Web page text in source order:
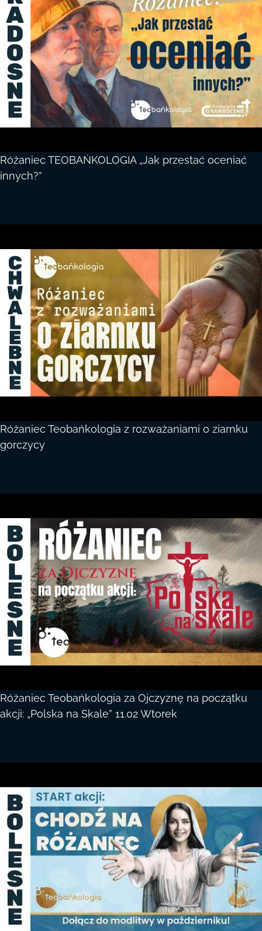
Różaniec TEOBAŃKOLOGIA „Jak przestać oceniać
innych?”
Różaniec Teobańkologia z rozważaniami o ziarnku
gorczycy
Różaniec Teobańkologia za Ojczyznę na początku
akcji: „Polska na Skale” 11.02 Wtorek